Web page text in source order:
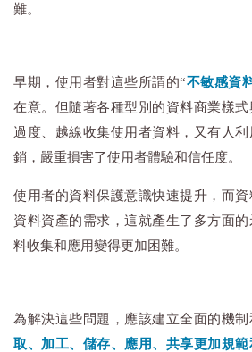
難。
早期，使用者對這些所謂的“不敏感資
在意。但隨著各種型別的資料商業樣
過度、越線收集使用者資料，又有人
銷，嚴重損害了使用者體驗和信任度。
使用者的資料保護意識快速提升，而
資料資產的需求，這就產生了多方面
料收集和應用變得更加困難。
為解決這些問題，應該建立全面的機制
取、加工、儲存、應用、共享更加規